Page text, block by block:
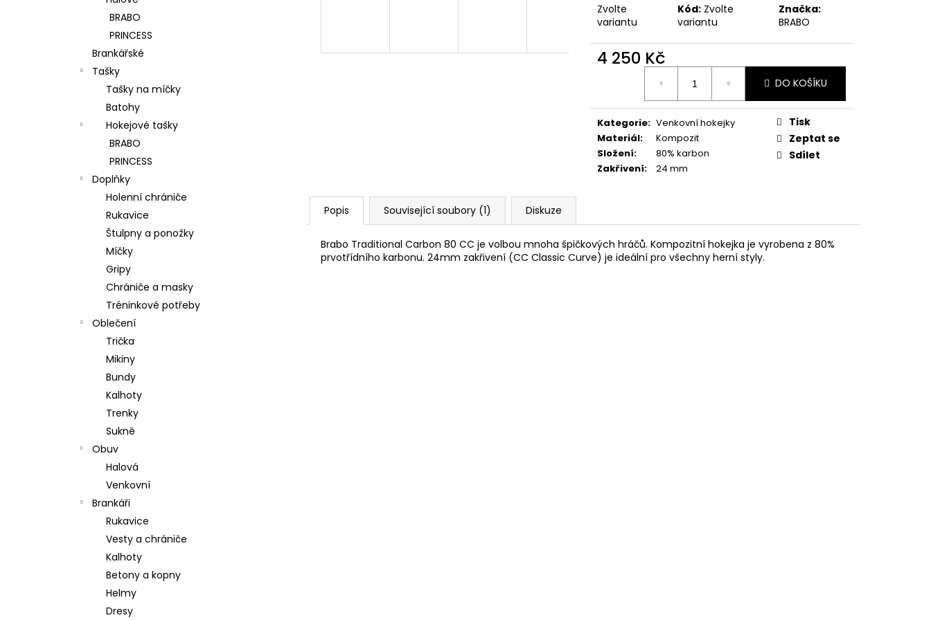
BRABO
PRINCESS
Brankářské
Tašky
Tašky na míčky
Batohy
Hokejové tašky
BRABO
PRINCESS
Doplňky
Holenní chrániče
Rukavice
Štulpny a ponožky
Míčky
Gripy
Chrániče a masky
Tréninkové potřeby
Oblečení
Trička
Mikiny
Bundy
Kalhoty
Trenky
Sukně
Obuv
Halová
Venkovní
Brankáři
Rukavice
Vesty a chrániče
Kalhoty
Betony a kopny
Helmy
Dresy
Zvolte
variantu
Kód: Zvolte
variantu
Značka:
BRABO
4 250 Kč
DO KOŠÍKU
Kategorie: Venkovní hokejky
Materiál:
Kompozit
Složení:
80% karbon
Zakřivení: 24 mm
Tisk
Zeptat se
Sdílet
Popis Související soubory (1) Diskuze
Brabo Traditional Carbon 80 CC je volbou mnoha špičkových hráčů. Kompozitní hokejka je vyrobena z 80%
prvotřídního karbonu. 24mm zakřivení (CC Classic Curve) je ideální pro všechny herní styly.